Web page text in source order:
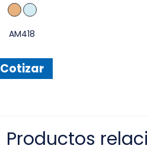
AM418
Cotizar
Productos